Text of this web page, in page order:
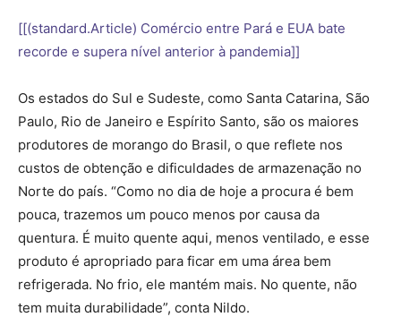
[[(standard.Article) Comércio entre Pará e EUA bate
recorde e supera nível anterior à pandemia]]
Os estados do Sul e Sudeste, como Santa Catarina, São
Paulo, Rio de Janeiro e Espírito Santo, são os maiores
produtores de morango do Brasil, o que reflete nos
custos de obtenção e dificuldades de armazenação no
Norte do país. “Como no dia de hoje a procura é bem
pouca, trazemos um pouco menos por causa da
quentura. É muito quente aqui, menos ventilado, e esse
produto é apropriado para ficar em uma área bem
refrigerada. No frio, ele mantém mais. No quente, não
tem muita durabilidade”, conta Nildo.